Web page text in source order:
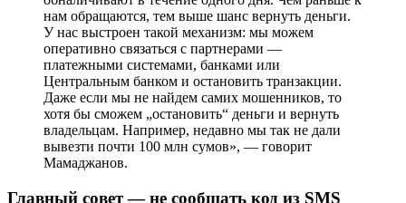
нам обращаются, тем выше шанс вернуть деньги.
У нас выстроен такой механизм: мы можем
оперативно связаться с партнерами —
платежными системами, банками или
Центральным банком и остановить транзакции.
Даже если мы не найдем самих мошенников, то
хотя бы сможем „остановить“ деньги и вернуть
владельцам. Например, недавно мы так не дали
вывезти почти 100 млн сумов», — говорит
Мамаджанов.
Главный совет — не сообщать код из SMS